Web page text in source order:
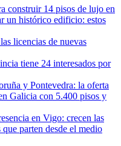
construir 14 pisos de lujo en
un histórico edificio: estos
licencias de nuevas
tiene 24 interesados por
y Pontevedra: la oferta
Galicia con 5.400 pisos y
en Vigo: crecen las
parten desde el medio